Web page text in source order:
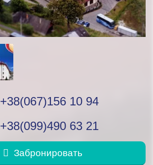
+38(067)156 10 94
+38(099)490 63 21
Забронировать